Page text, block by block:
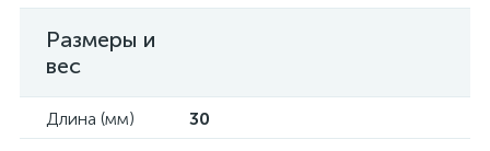
Размеры и
вес
Длина (мм)
30